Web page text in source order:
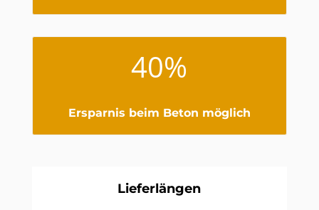
40%
Ersparnis beim Beton möglich
Lieferlängen